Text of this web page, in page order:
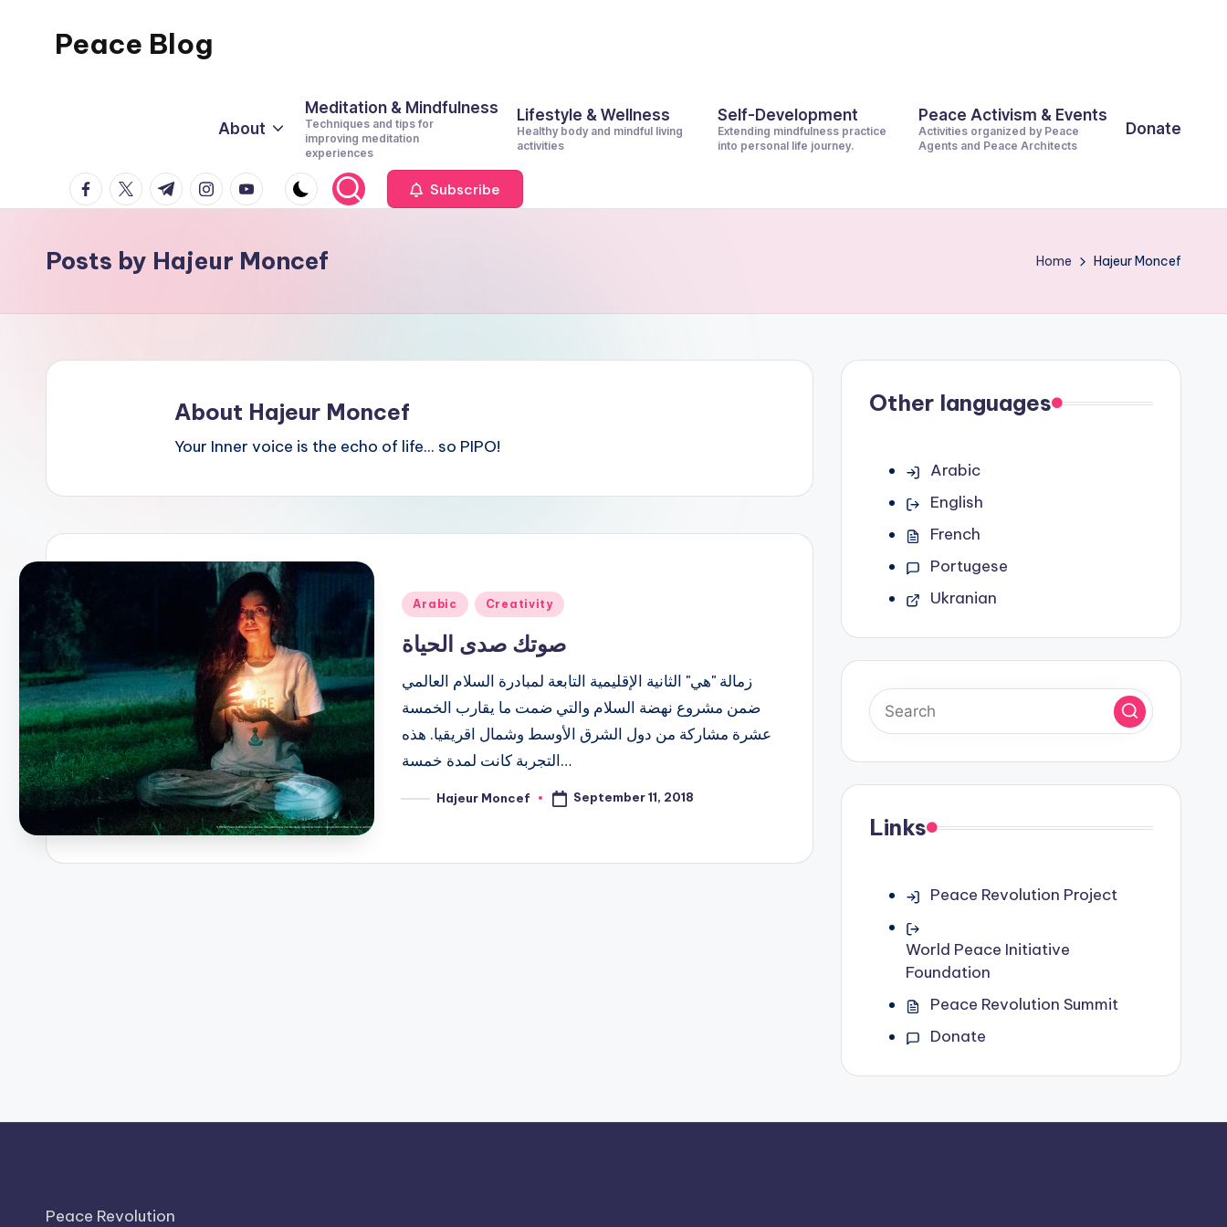
Peace Blog
This
About
Meditation & Mindfulness
Techniques and tips for
improving meditation
experiences
Lifestyle & Wellness
Healthy body and mindful living
activities
Self-Development
Extending mindfulness practice
into personal life journey.
Peace Activism & Events
Activities organized by Peace
Agents and Peace Architects
Donate
facebook.com
twitter.com
t.me instagram.com
youtube.com Subscribe
Posts by Hajeur Moncef Home Hajeur Moncef
About Hajeur Moncef
Your Inner voice is the echo of life... so PIPO!
Posted
Arabic Creativity
صوتك صدى الحياة
زمالة "هي" الثانية الإقليمية التابعة لمبادرة السلام العالمي
ضمن مشروع نهضة السلام والتي ضمت ما يقارب الخمسة
عشرة مشاركة من دول الشرق الأوسط وشمال اقريقيا. هذه
التجربة كانت لمدة خمسة…
PostedHajeur Moncef September 11, 2018
Other languages
Arabic
English
French
Portugese
Ukranian
Links
Peace Revolution Project
World Peace Initiative
Foundation
Peace Revolution Summit
Donate
Peace Revolution